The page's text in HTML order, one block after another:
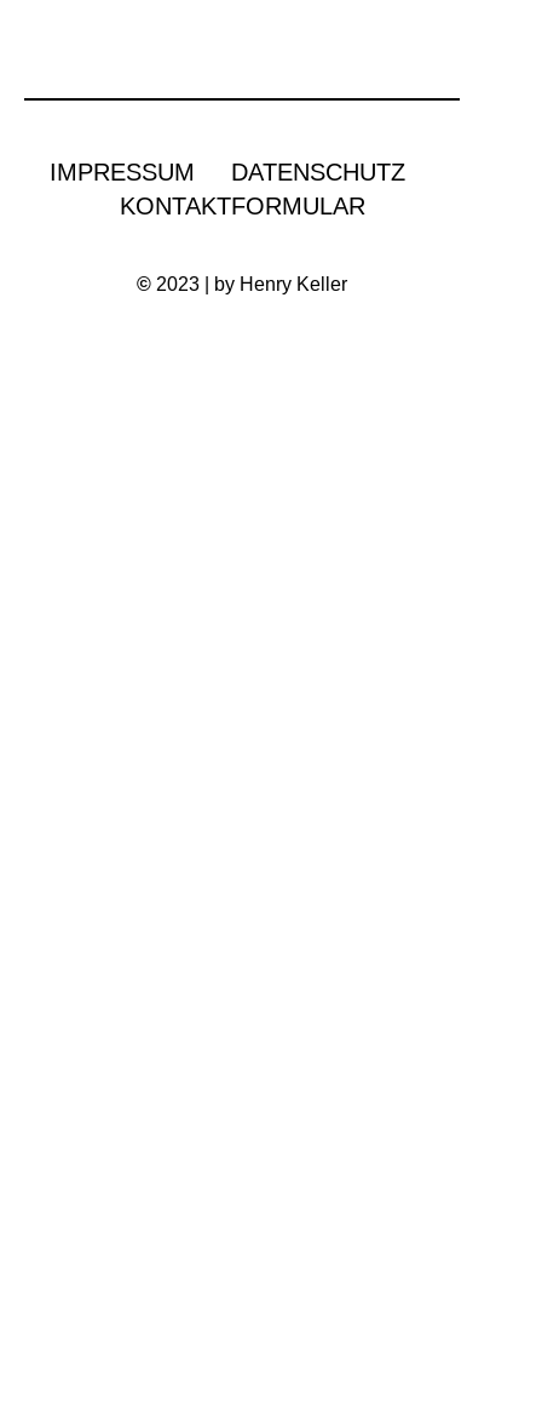
IMPRESSUM
DATENSCHUTZ
KONTAKTFORMULAR
© 2023 | by Henry Keller